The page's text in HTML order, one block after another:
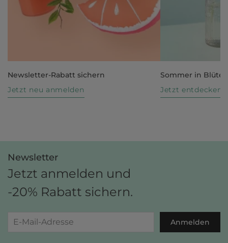
Newsletter-Rabatt sichern
Jetzt neu anmelden
Sommer in Blüte
Jetzt entdecken
Newsletter
Jetzt anmelden und
-20% Rabatt sichern.
Anmelden